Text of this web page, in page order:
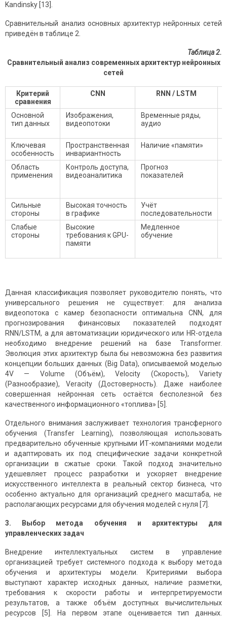
Kandinsky [13].
Сравнительный анализ основных архитектур нейронных сетей
приведён в таблице 2.
Таблица 2.
Сравнительный анализ современных архитектур нейронных
сетей
Критерий
сравнения
CNN RNN / LSTM
Основной
тип данных
Изображения,
видеопотоки
Временные ряды,
аудио
Ключевая
особенность
Пространственная
инвариантность
Наличие «памяти»
Область
применения
Контроль доступа,
видеоаналитика
Прогноз
показателей
Сильные
стороны
Высокая точность
в графике
Учёт
последовательности
Слабые
стороны
Высокие
требования к GPU-
памяти
Медленное
обучение
Данная классификация позволяет руководителю понять, что
универсального решения не существует: для анализа
видеопотока с камер безопасности оптимальна CNN, для
прогнозирования финансовых показателей подходят
RNN/LSTM, а для автоматизации юридического или HR-отдела
необходимо внедрение решений на базе Transformer.
Эволюция этих архитектур была бы невозможна без развития
концепции больших данных (Big Data), описываемой моделью
4V — Volume (Объём), Velocity (Скорость), Variety
(Разнообразие), Veracity (Достоверность). Даже наиболее
совершенная нейронная сеть остаётся бесполезной без
качественного информационного «топлива» [5].
Отдельного внимания заслуживает технология трансферного
обучения (Transfer Learning), позволяющая использовать
предварительно обученные крупными ИТ-компаниями модели
и адаптировать их под специфические задачи конкретной
организации в сжатые сроки. Такой подход значительно
удешевляет процесс разработки и ускоряет внедрение
искусственного интеллекта в реальный сектор бизнеса, что
особенно актуально для организаций среднего масштаба, не
располагающих ресурсами для обучения моделей с нуля [7].
3. Выбор метода обучения и архитектуры для
управленческих задач
Внедрение интеллектуальных систем в управление
организацией требует системного подхода к выбору метода
обучения и архитектуры модели. Критериями выбора
выступают характер исходных данных, наличие разметки,
требования к скорости работы и интерпретируемости
результатов, а также объём доступных вычислительных
ресурсов [5]. На первом этапе оценивается тип данных.